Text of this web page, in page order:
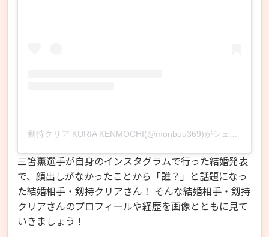
剱持クリア KURIA KENMOCHI(@monbuu369)がシェアした投稿
三笘薫選手が自身のインスタグラムで行った結婚発表
で、顔出しがなかったことから「誰？」と話題になっ
た結婚相手・剱持クリアさん！ そんな結婚相手・剱持
クリアさんのプロフィールや経歴を画像とともに見て
いきましょう！